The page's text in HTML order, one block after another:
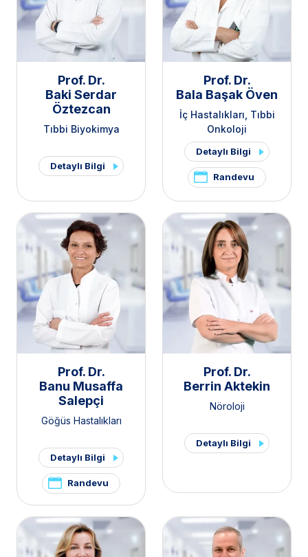
Prof. Dr.
Baki Serdar
Öztezcan
Tıbbi Biyokimya
Detaylı Bilgi
Prof. Dr.
Bala Başak Öven
İç Hastalıkları Tıbbi
Onkoloji
Detaylı Bilgi
Randevu
Prof. Dr.
Banu Musaffa
Salepçi
Göğüs Hastalıkları
Detaylı Bilgi
Randevu
Prof. Dr.
Berrin Aktekin
Nöroloji
Detaylı Bilgi